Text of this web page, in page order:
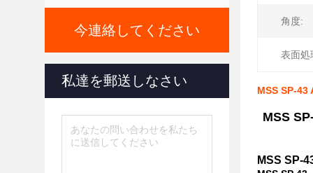
今連絡してください
私達を郵送しなさい
角度:
表面処
MSS SP-43
MSS
MSS SP-